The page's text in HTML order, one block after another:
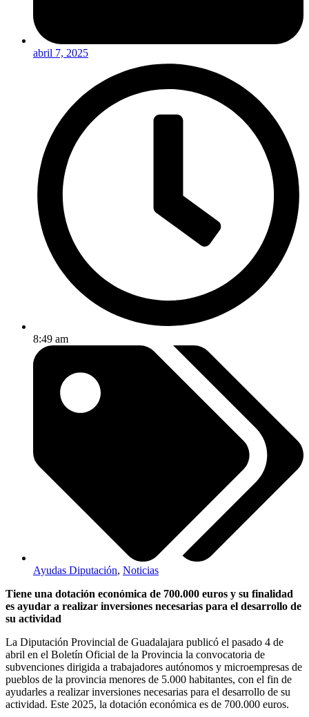
abril 7, 2025
8:49 am
Ayudas Diputación, Noticias
Tiene una dotación económica de 700.000 euros y su finalidad
es ayudar a realizar inversiones necesarias para el desarrollo de
su actividad
La Diputación Provincial de Guadalajara publicó el pasado 4 de
abril en el Boletín Oficial de la Provincia la convocatoria de
subvenciones dirigida a trabajadores autónomos y microempresas de
pueblos de la provincia menores de 5.000 habitantes, con el fin de
ayudarles a realizar inversiones necesarias para el desarrollo de su
actividad. Este 2025, la dotación económica es de 700.000 euros.